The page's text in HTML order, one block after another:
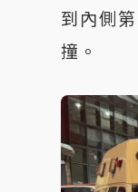
到內側
撞。